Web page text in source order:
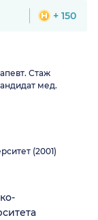
+ 150
Стаж
мед.
(2001)